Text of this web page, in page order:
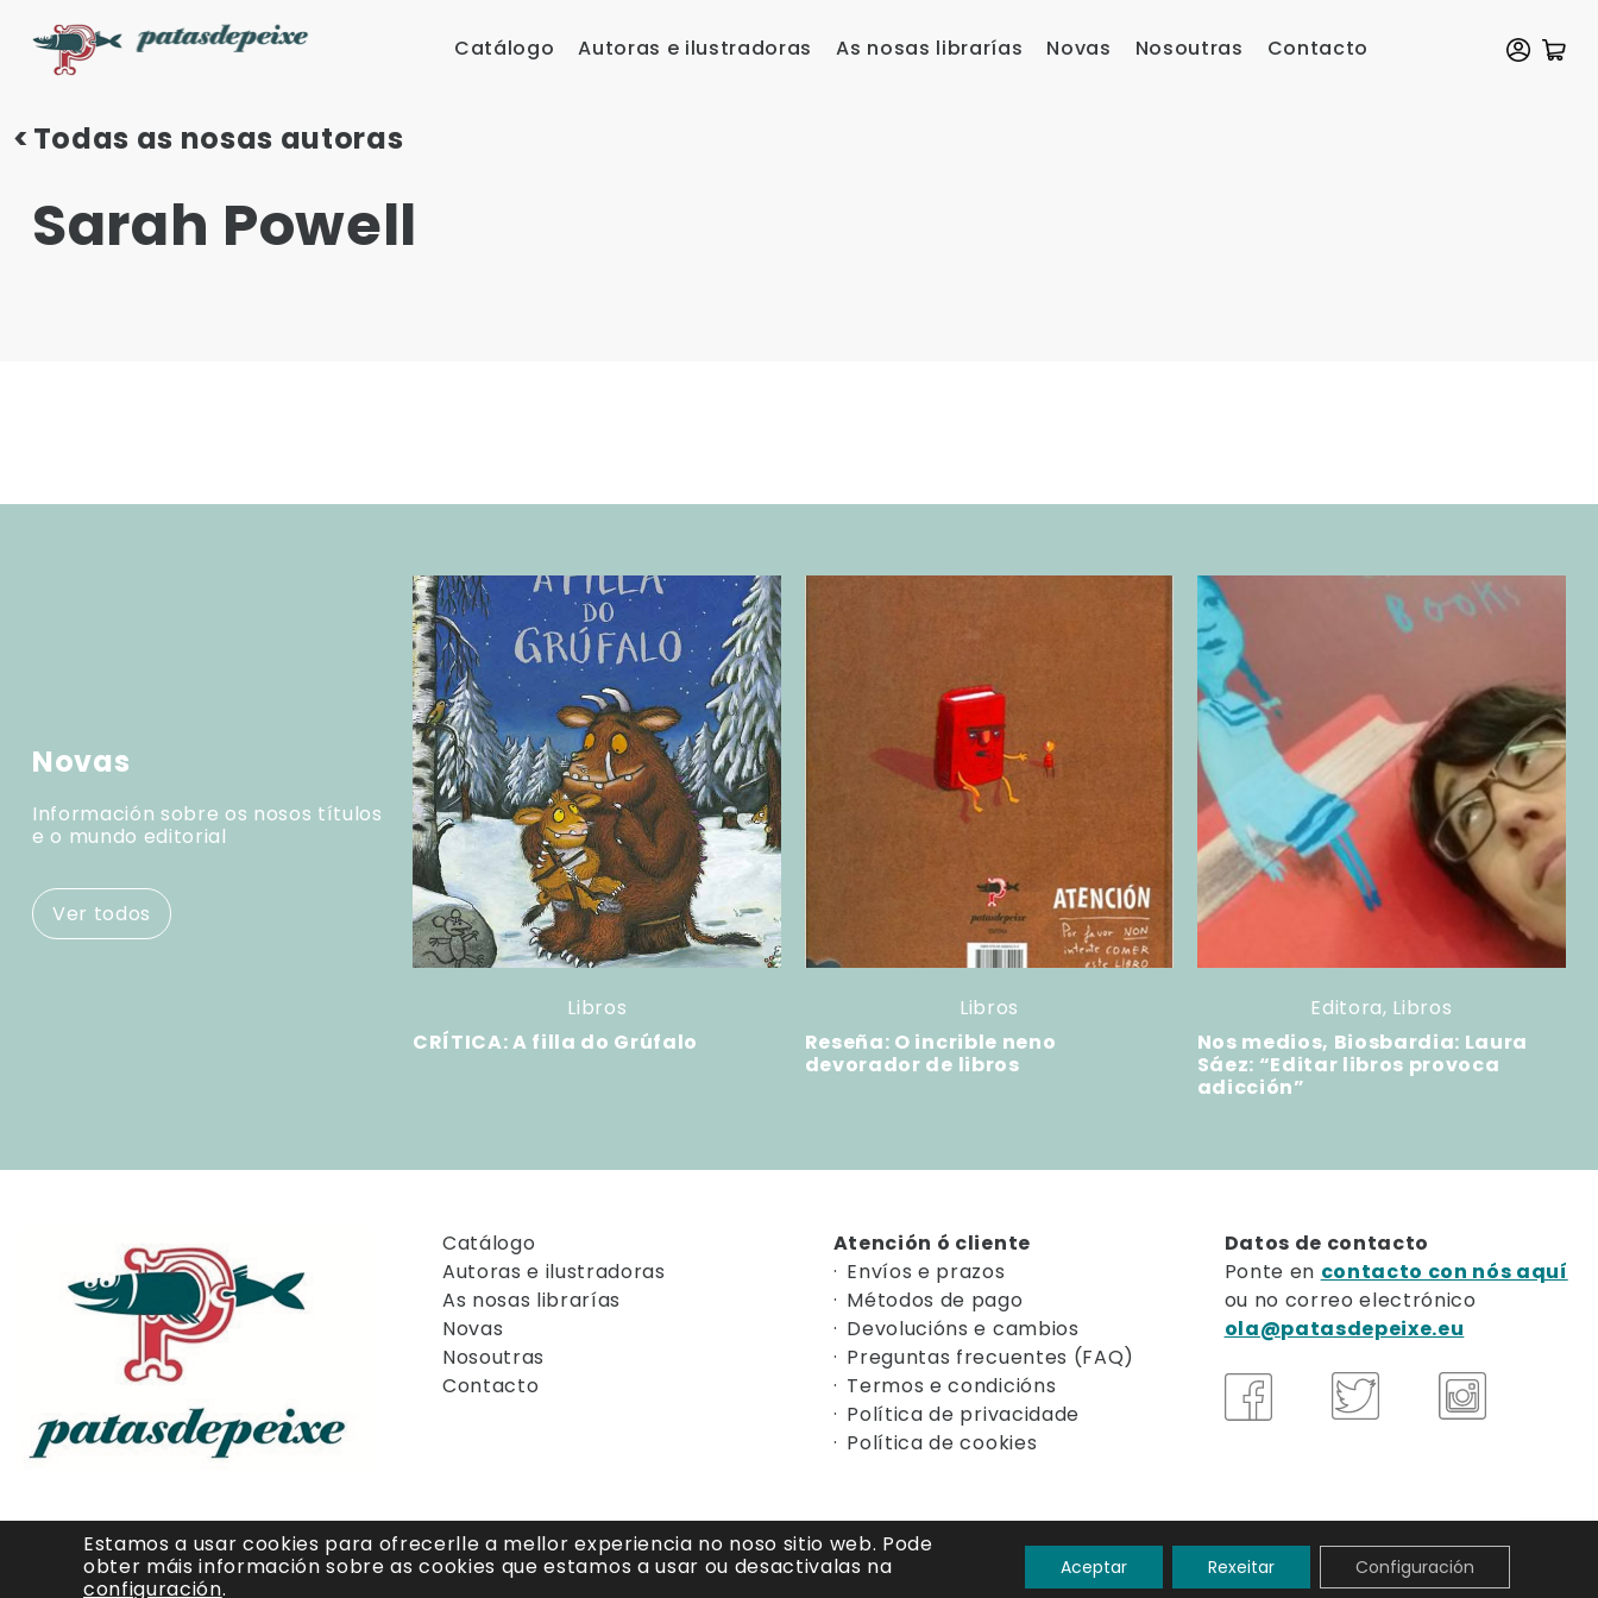
content
Catálogo Autoras e ilustradoras As nosas librarías Novas Nosoutras Contacto
Todas as nosas autoras
Sarah Powell
Novas
Información sobre os nosos títulos
e o mundo editorial
Ver todos
Libros
CRÍTICA: A filla do Grúfalo
Libros
Reseña: O incrible neno
devorador de libros
Editora, Libros
Nos medios, Biosbardia: Laura
Sáez: “Editar libros provoca
adicción”
Catálogo
Autoras e ilustradoras
As nosas librarías
Novas
Nosoutras
Contacto
Atención ó cliente
Envíos e prazos
Métodos de pago
Devolucións e cambios
Preguntas frecuentes (FAQ)
Termos e condicións
Política de privacidade
Política de cookies
Datos de contacto
Ponte en contacto con nós aquí
ou no correo electrónico
ola@patasdepeixe.eu
Estamos a usar cookies para ofrecerlle a mellor experiencia no noso sitio web. Pode
obter máis información sobre as cookies que estamos a usar ou desactivalas na
configuración.
Aceptar Rexeitar Configuración